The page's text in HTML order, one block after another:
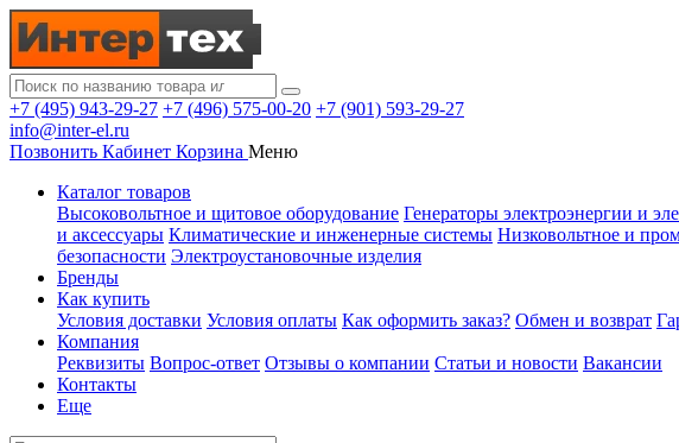
+7 (495) 943-29-27 +7 (496) 575-00-20 +7 (901) 593-29-27
info@inter-el.ru
Позвонить Кабинет Корзина Меню
Каталог товаров
Высоковольтное и щитовое оборудование Генераторы электроэнергии и
и аксессуары Климатические и инженерные системы Низковольтное и
безопасности Электроустановочные изделия
Бренды
Как купить
Условия доставки Условия оплаты Как оформить заказ? Обмен и возврат
Компания
Реквизиты Вопрос-ответ Отзывы о компании Статьи и новости Вакансии
Контакты
Еще